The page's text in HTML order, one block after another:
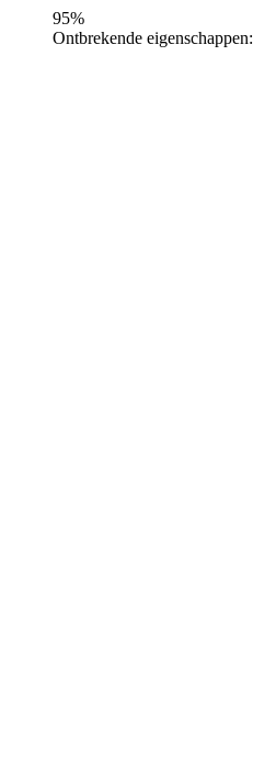
95%
Ontbrekende eigenschappen: